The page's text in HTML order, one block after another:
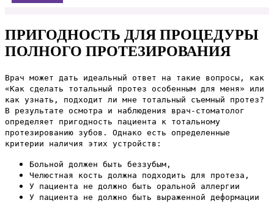
ПРИГОДНОСТЬ ДЛЯ ПРОЦЕДУРЫ
ПОЛНОГО ПРОТЕЗИРОВАНИЯ
Врач может дать идеальный ответ на такие вопросы, как
«Как сделать тотальный протез особенным для меня» или
как узнать, подходит ли мне тотальный съемный протез?
В результате осмотра и наблюдения врач-стоматолог
определяет пригодность пациента к тотальному
протезированию зубов. Однако есть определенные
критерии наличия этих устройств:
Больной должен быть беззубым,
Челюстная кость должна подходить для протеза,
У пациента не должно быть оральной аллергии
У пациента не должно быть выраженной деформации